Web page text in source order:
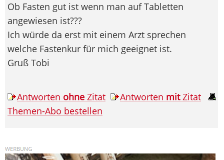
Ob Fasten gut ist wenn man auf Tabletten
angewiesen ist???
Ich würde da erst mit einem Arzt sprechen
welche Fastenkur für mich geeignet ist.
Gruß Tobi
Antworten ohne Zitat Antworten mitZitat
Themen-Abo bestellen